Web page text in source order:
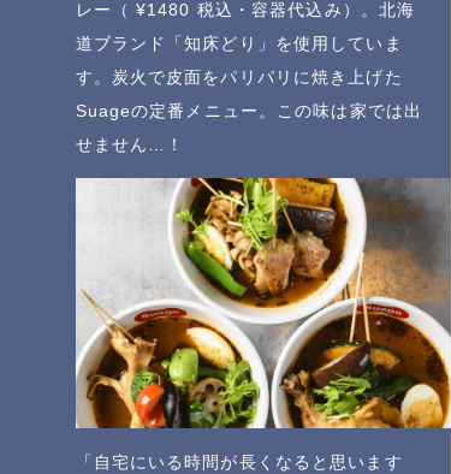
レー（ ¥1480 税込・容器代込み）。北海
道ブランド「知床どり」を使用していま
す。炭火で皮面をパリパリに焼き上げた
Suageの定番メニュー。この味は家では出
せません…！
「自宅にいる時間が長くなると思います